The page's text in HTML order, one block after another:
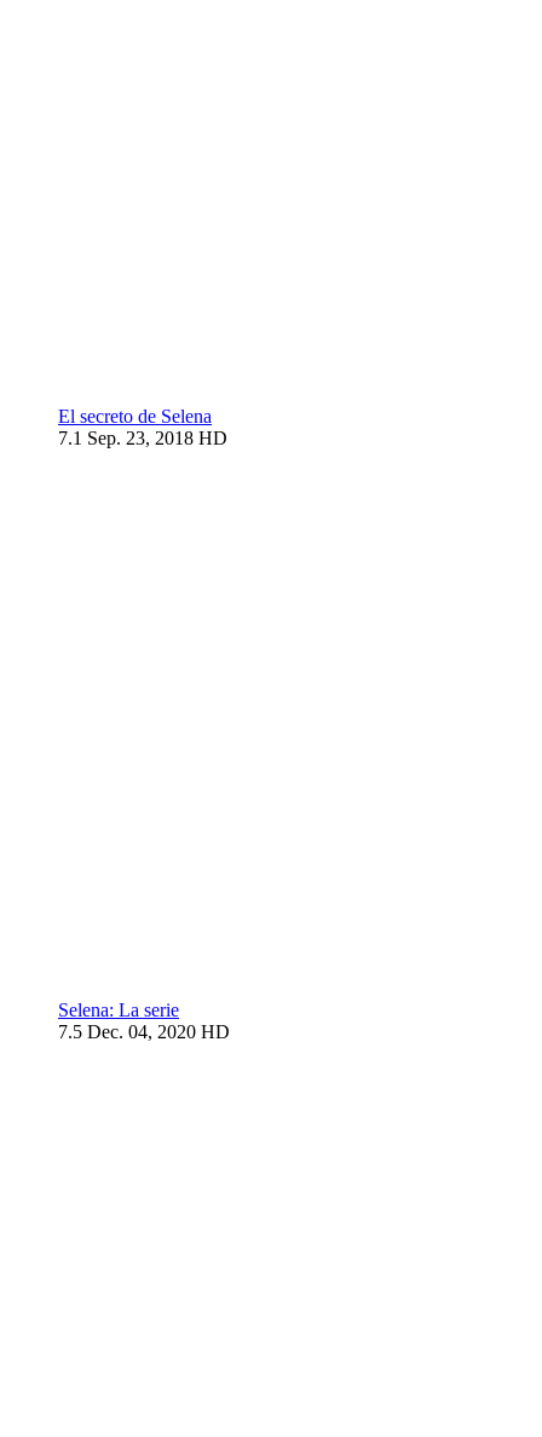
El secreto de Selena
7.1 Sep. 23, 2018 HD
Selena: La serie
7.5 Dec. 04, 2020 HD